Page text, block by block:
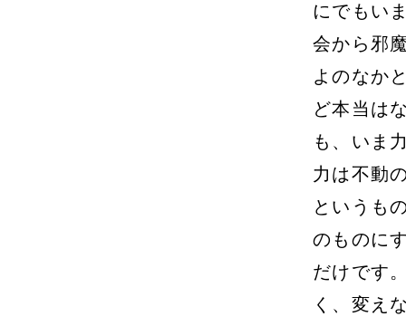
にでもい
会から邪
よのなか
ど本当は
も、いま
力は不動
というも
のものに
だけです
く、変え